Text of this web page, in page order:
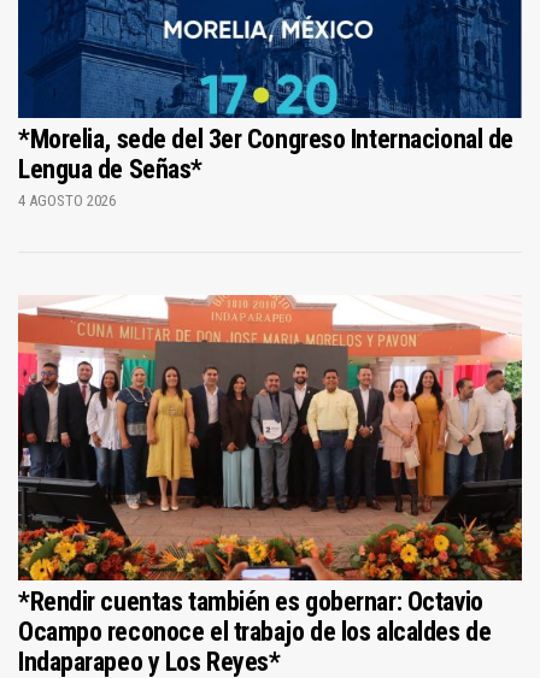
*Morelia, sede del 3er Congreso Internacional de
Lengua de Señas*
4 AGOSTO 2026
*Rendir cuentas también es gobernar: Octavio
Ocampo reconoce el trabajo de los alcaldes de
Indaparapeo y Los Reyes*